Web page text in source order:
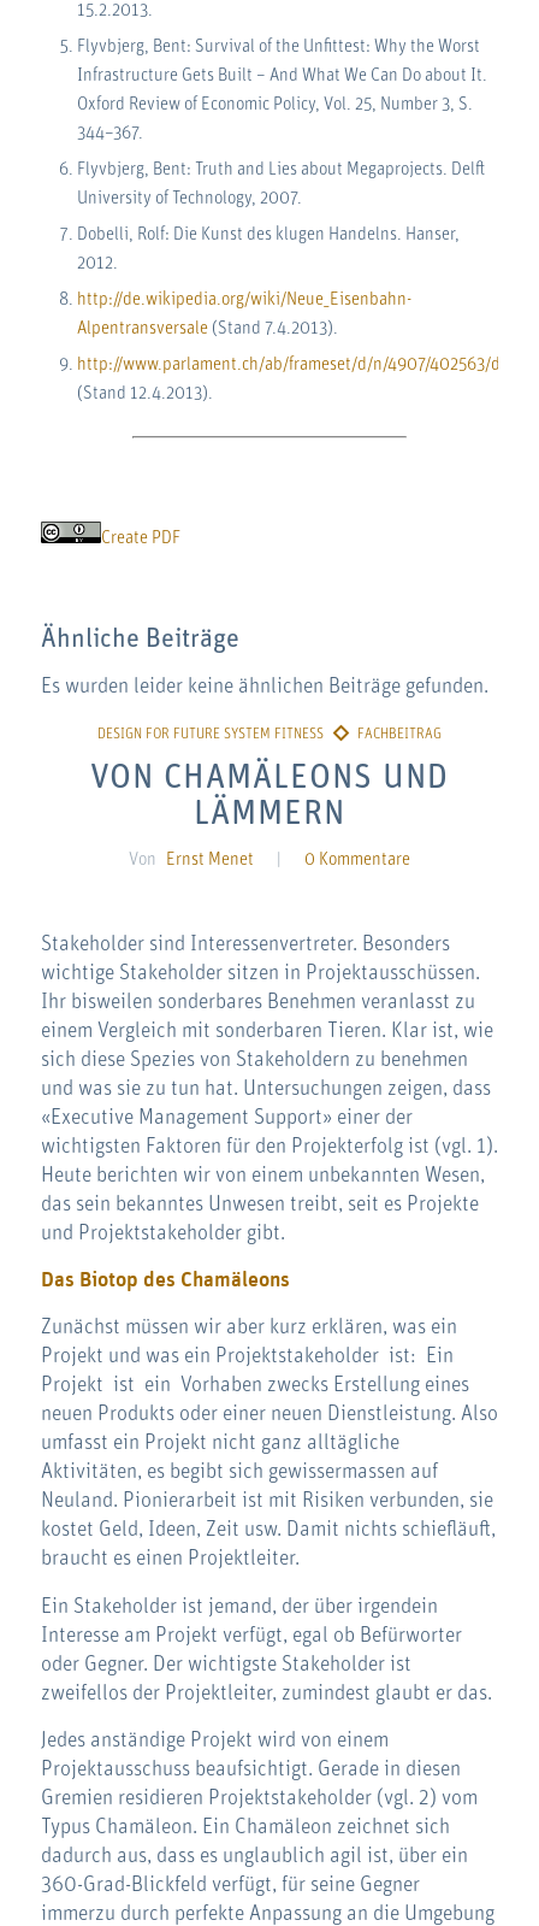
15.2.2013.
Flyvbjerg, Bent: Survival of the Unfittest: Why the Worst
Infrastructure Gets Built – And What We Can Do about It.
Oxford Review of Economic Policy, Vol. 25, Number 3, S.
344–367.
Flyvbjerg, Bent: Truth and Lies about Megaprojects. Delft
University of Technology, 2007.
Dobelli, Rolf: Die Kunst des klugen Handelns. Hanser,
2012.
http://de.wikipedia.org/wiki/Neue_Eisenbahn-
Alpentransversale(Stand 7.4.2013).
http://www.parlament.ch/ab/frameset/d/n/4907/402563/
(Stand 12.4.2013).
Create PDF
Ähnliche Beiträge
Es wurden leider keine ähnlichen Beiträge gefunden.
VON CHAMÄLEONS UND
LÄMMERN
Von Ernst Menet 0 Kommentare
Stakeholder sind Interessenvertreter. Besonders
wichtige Stakeholder sitzen in Projektausschüssen.
Ihr bisweilen sonderbares Benehmen veranlasst zu
einem Vergleich mit sonderbaren Tieren. Klar ist, wie
sich diese Spezies von Stakeholdern zu benehmen
und was sie zu tun hat. Untersuchungen zeigen, dass
«Executive Management Support» einer der
wichtigsten Faktoren für den Projekterfolg ist (vgl. 1).
Heute berichten wir von einem unbekannten Wesen,
das sein bekanntes Unwesen treibt, seit es Projekte
und Projektstakeholder gibt.
Das Biotop des Chamäleons
Zunächst müssen wir aber kurz erklären, was ein
Projekt und was ein Projektstakeholder ist: Ein
Projekt ist ein Vorhaben zwecks Erstellung eines
neuen Produkts oder einer neuen Dienstleistung. Also
umfasst ein Projekt nicht ganz alltägliche
Aktivitäten, es begibt sich gewissermassen auf
Neuland. Pionierarbeit ist mit Risiken verbunden, sie
kostet Geld, Ideen, Zeit usw. Damit nichts schiefläuft,
braucht es einen Projektleiter.
Ein Stakeholder ist jemand, der über irgendein
Interesse am Projekt verfügt, egal ob Befürworter
oder Gegner. Der wichtigste Stakeholder ist
zweifellos der Projektleiter, zumindest glaubt er das.
Jedes anständige Projekt wird von einem
Projektausschuss beaufsichtigt. Gerade in diesen
Gremien residieren Projektstakeholder (vgl. 2) vom
Typus Chamäleon. Ein Chamäleon zeichnet sich
dadurch aus, dass es unglaublich agil ist, über ein
360-Grad-Blickfeld verfügt, für seine Gegner
immerzu durch perfekte Anpassung an die Umgebung